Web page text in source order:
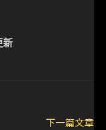
新
下一篇文章